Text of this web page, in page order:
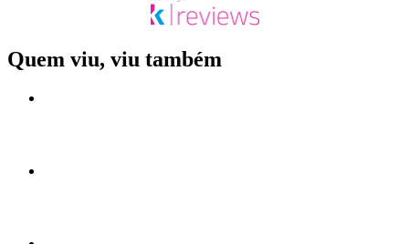
Quem viu, viu também